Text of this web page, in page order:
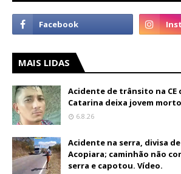
MAIS LIDAS
Acidente de trânsito na CE
Catarina deixa jovem morto
6.8.26
Acidente na serra, divisa
Acopiara; caminhão não
serra e capotou. Vídeo.